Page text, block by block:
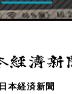
日本経済新聞